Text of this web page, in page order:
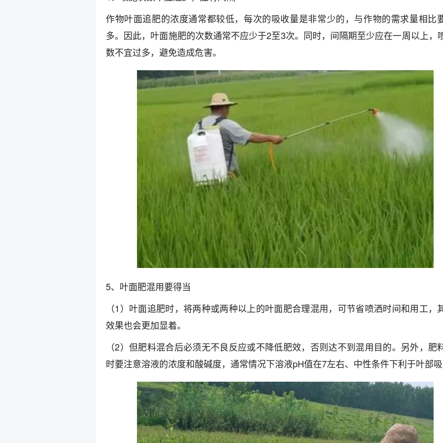
作物叶面追肥的浓度通常都较低，每次的吸收量是非常少的，与作物的需求量相比
多。因此，叶面施肥的次数通常不应少于2至3次。同时，间隔期至少应在一周以上，
数不宜过多，避免造成危害。
5、叶面肥混用要得当
（1）叶面追肥时，将两种或两种以上的叶面肥合理混用，可节省喷洒时间和用工，
效果也会更加显着。
（2）但肥料混合后必须无不良反应或不降低肥效，否则达不到混用目的。另外，肥
时要注意溶液的浓度和酸碱度，通常情况下溶液pH值在7左右、中性条件下利于叶部吸